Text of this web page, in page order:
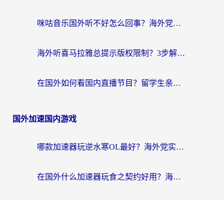
咪咕音乐国外听不好怎么回事？海外党听歌自由的终极解决方案来了
海外听喜马拉雅总提示版权限制？3步解决+2个音乐平台问题全攻略
在国外如何看国内直播节目？留学生亲测有效的追剧加速指南
国外加速国内游戏
哪款加速器玩逆水寒OL最好？海外党实测后的终极选择指南
在国外什么加速器玩食之契约好用？海外党亲测有效的国服游戏加速指南